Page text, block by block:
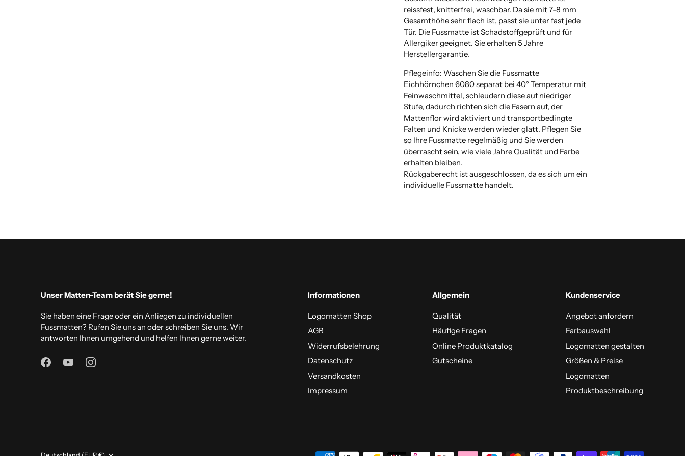
reissfest, knitterfrei, waschbar. Da sie mit 7-8 mm
Gesamthöhe sehr flach ist, passt sie unter fast jede
Tür. Die Fussmatte ist Schadstoffgeprüft und für
Allergiker geeignet. Sie erhalten 5 Jahre
Herstellergarantie.
Pflegeinfo: Waschen Sie die Fussmatte
Eichhörnchen 6080 separat bei 40° Temperatur mit
Feinwaschmittel, schleudern diese auf niedriger
Stufe, dadurch richten sich die Fasern auf, der
Mattenflor wird aktiviert und transportbedingte
Falten und Knicke werden wieder glatt. Pflegen Sie
so Ihre Fussmatte regelmäßig und Sie werden
überrascht sein, wie viele Jahre Qualität und Farbe
erhalten bleiben.
Rückgaberecht ist ausgeschlossen, da es sich um ein
individuelle Fussmatte handelt.
Unser Matten-Team berät Sie gerne!
Sie haben eine Frage oder ein Anliegen zu individuellen
Fussmatten? Rufen Sie uns an oder schreiben Sie uns. Wir
antworten Ihnen umgehend und helfen Ihnen gerne weiter.
Informationen
Logomatten Shop
AGB
Widerrufsbelehrung
Datenschutz
Versandkosten
Impressum
Allgemein
Qualität
Häufige Fragen
Online Produktkatalog
Gutscheine
Kundenservice
Angebot anfordern
Farbauswahl
Logomatten gestalten
Größen & Preise
Logomatten
Produktbeschreibung